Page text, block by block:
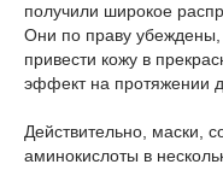
получили широкое
Они по праву убеждены,
привести кожу в
эффект на протяжении
Действительно, маски,
аминокислоты в